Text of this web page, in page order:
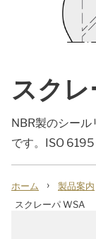
スク
NBR製のシー
です。ISO 6195
ホーム › 製品案内
スクレーパ WSA